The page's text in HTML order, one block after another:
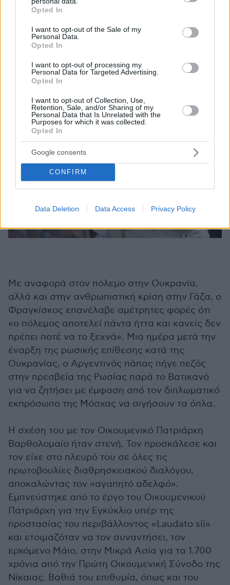
grant or deny consent to Google and its third-party tags to
use your data for below specified purposes in below Google
consent section.
Opted In
I want to opt-out of the Sale of my
Personal Data.
Opted In
I want to opt-out of processing my
Personal Data for Targeted Advertising.
Opted In
I want to opt-out of Collection, Use,
Retention, Sale, and/or Sharing of my
Personal Data that Is Unrelated with the
Purposes for which it was collected.
Opted In
Google consents
CONFIRM
Data Deletion Data Access Privacy Policy
εγώ για να κρίνω έναν ομοφυλόφιλο, όταν ο
ίδιος αναζητά τον δρόμο του Θεού;», ήταν η
απάντηση που έδωσε σε δημοσιογράφο,
επιστρέφοντας αεροπορικά από ένα από τα
πρώτα ταξίδια του ως ποντίφικα.
Με αναφορά στον πόλεμο στην Ουκρανία,
αλλά και στην ανθρωπιστική κρίση στην Γάζα, ο
Φραγκίσκος επανέλαβε αμέτρητες φορές ότι
«ο πόλεμος αποτελεί πάντα ήττα και κανείς δεν
πρέπει ποτέ να το ξεχνά». Μια ημέρα μετά την
έναρξη της ρωσικής επίθεσης κατά της
Ουκρανίας, ο Αργεντινός πάπας πήγε πεζός
στην πρεσβεία της Ρωσίας παρά το Βατικανό
για να ζητήσει με έμφαση από τον διπλωματικό
εκπρόσωπο της Μόσχας να σιγήσουν τα όπλα.
Η σχέση του με τον Οικουμενικό Πατριάρχη
Βαρθολομαίο ήταν στενή. Τον προσκάλεσε και
τον είχε στο πλευρό του σε όλες τις
πρωτοβουλίες διαθρησκειακού διαλόγου,
αποκαλώντας τον «αγαπητό αδελφό».
Εμπνεύστηκε από το έργο του Οικουμενικού
Πατριάρχη για την Εγκύκλιο υπέρ της
προστασίας του περιβάλλοντος «Laudato sii»
και ετοιμαζόταν να τον συναντήσει, τον
ερχόμενο Μάιο, στην Μικρά Ασία για τα 1.700
χρόνια από την Πρώτη Οικουμενική Σύνοδο της
Νίκαιας. Βαθιά του επιθυμία, όπως και του